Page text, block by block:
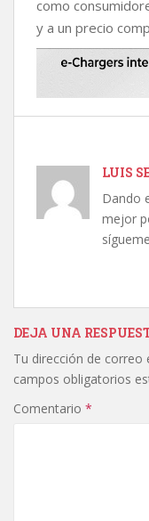
como
y a un precio
LUIS
Dando
mejor
DEJA UNA
Tu dirección de correo
campos obligatorios
Comentario *